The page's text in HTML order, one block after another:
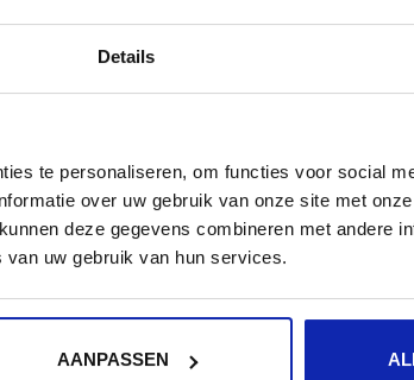
Details
te personaliseren, om functies voor social
over uw gebruik van onze site met
deze gegevens combineren met andere
uw gebruik van hun services.
AANPASSEN
(FTP-S)
cron service